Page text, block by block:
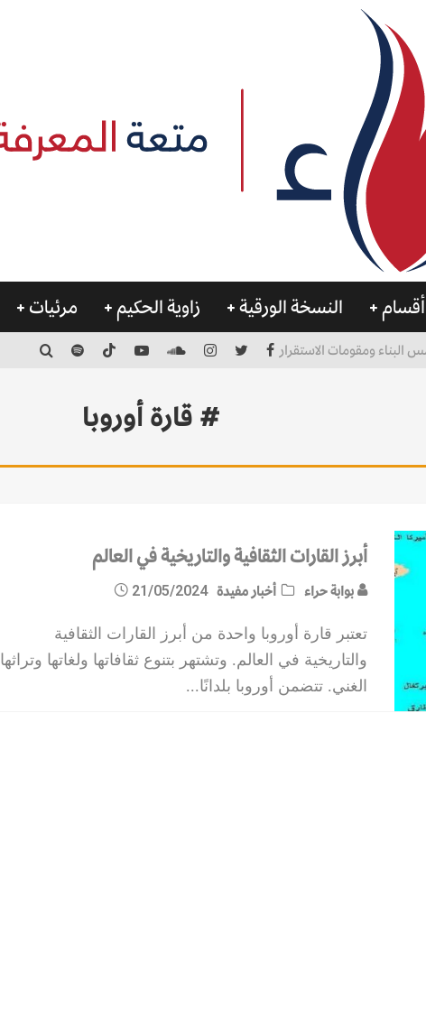
أقسام النسخة الورقية زاوية الحكيم مرئيات
البناء ومقومات الاستقرار
# قارة أوروبا
أبرز القارات الثقافية والتاريخية في العالم
بوابة حراء أخبار مفيدة 21/05/2024
تعتبر قارة أوروبا واحدة من أبرز القارات الثقافية
والتاريخية في العالم. وتشتهر بتنوع ثقافاتها ولغاتها وتراثها
الغني. تتضمن أوروبا بلدانًا...